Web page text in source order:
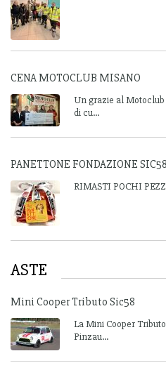
CENA MOTOCLUB MISANO
Un grazie al
di cu...
PANETTONE FONDAZIONE SIC58
RIMASTI POCHI
ASTE
Mini Cooper Tributo Sic58
La Mini Cooper
Pinzau...